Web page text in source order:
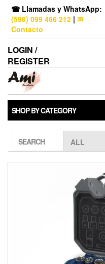
☎ Llamadas y WhatsApp:
(598) 099 466 212 | ✉
Contacto
LOGIN /
REGISTER
SHOP BY CATEGORY
SEARCH